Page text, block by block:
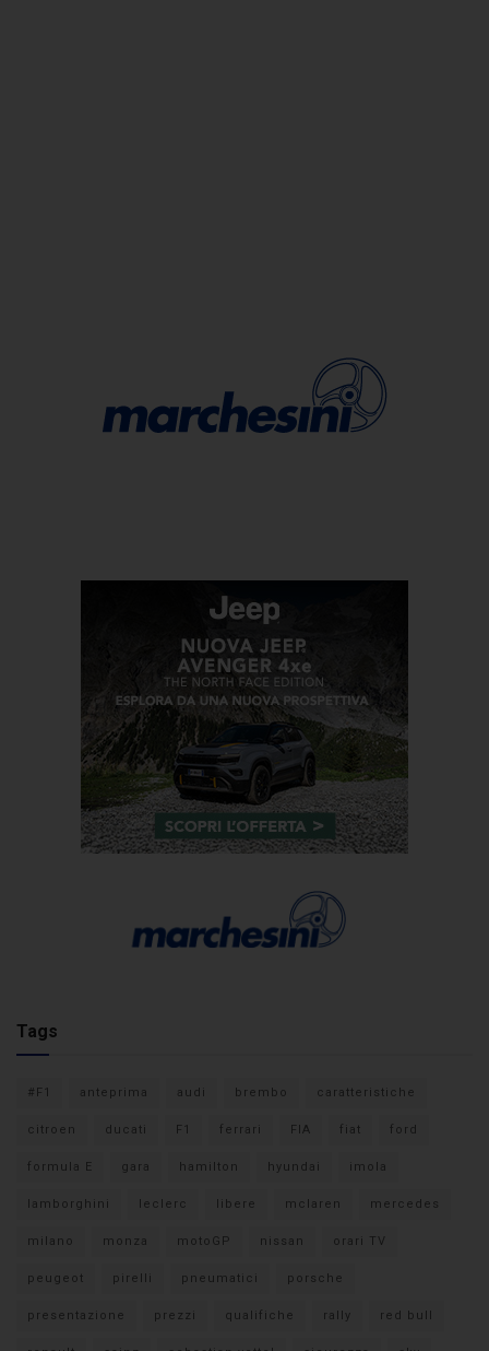
Tags
#F1 anteprima audi brembo caratteristiche
citroen ducati F1 ferrari FIA fiat ford
formula E gara hamilton hyundai imola
lamborghini leclerc libere mclaren mercedes
milano monza motoGP nissan orari TV
peugeot pirelli pneumatici porsche
presentazione prezzi qualifiche rally red bull